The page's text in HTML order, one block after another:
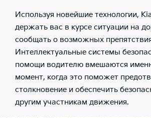
Используя новейшие технологии,
держать вас в курсе ситуации на
сообщать о возможных
Интеллектуальные системы
помощи водителю вмешаются
момент, когда это поможет
столкновение и обеспечить
другим участникам движения.